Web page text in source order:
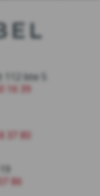
bte 5
16 39
37 80
86